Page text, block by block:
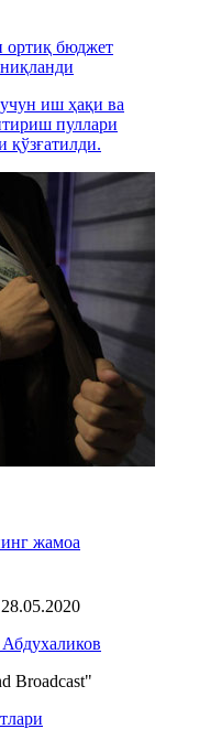
ортиқ бюджет
иш ҳақи ва
пуллари
қўзғатилди.
жамоа
Broadcast"